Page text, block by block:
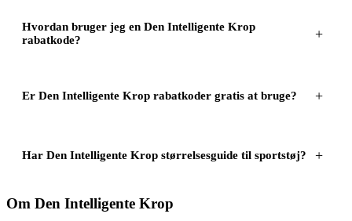
Hvordan bruger jeg en Den Intelligente Krop
rabatkode?
Er Den Intelligente Krop rabatkoder gratis at bruge?
Har Den Intelligente Krop størrelsesguide til sportstøj?
Om Den Intelligente Krop